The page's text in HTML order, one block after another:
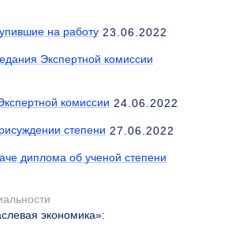
на работу 23.06.2022
Экспертной комиссии
комиссии 24.06.2022
степени 27.06.2022
диплома об ученой степени
экономика»: